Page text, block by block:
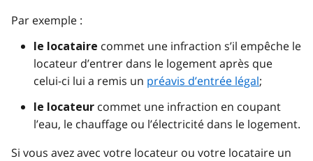
Par exemple :
le locataire commet une infraction s’il empêche le
locateur d’entrer dans le logement après que
celui-ci lui a remis un préavis d’entrée légal;
le locateur commet une infraction en coupant
l’eau, le chauffage ou l’électricité dans le logement.
Si vous avez avec votre locateur ou votre locataire un